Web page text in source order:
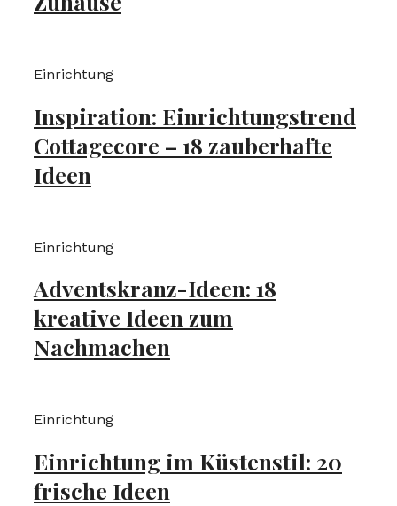
Einrichtung
Inspiration: Einrichtungstrend
Cottagecore – 18 zauberhafte
Ideen
Einrichtung
Adventskranz-Ideen: 18
kreative Ideen zum
Nachmachen
Einrichtung
Einrichtung im Küstenstil: 20
frische Ideen